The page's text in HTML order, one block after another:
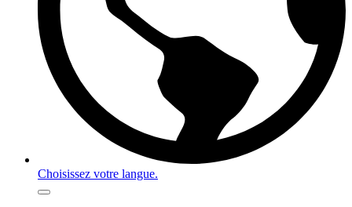
Choisissez votre langue.